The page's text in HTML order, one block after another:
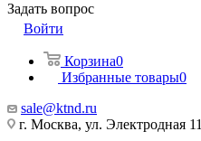
Задать вопрос
Войти
Корзина0
Избранные товары0
sale@ktnd.ru
г. Москва, ул. Электродная 11